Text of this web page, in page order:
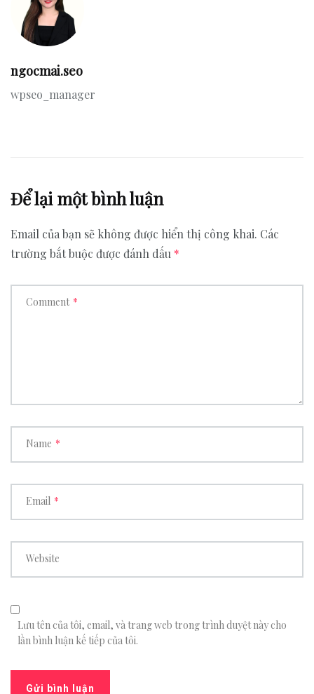
ngocmai.seo
wpseo_manager
Để lại một bình luận
Email của bạn sẽ không được hiển thị công khai. Các
trường bắt buộc được đánh dấu *
Comment *
Name *
Email *
Website
Lưu tên của tôi, email, và trang web trong trình duyệt này cho
lần bình luận kế tiếp của tôi.